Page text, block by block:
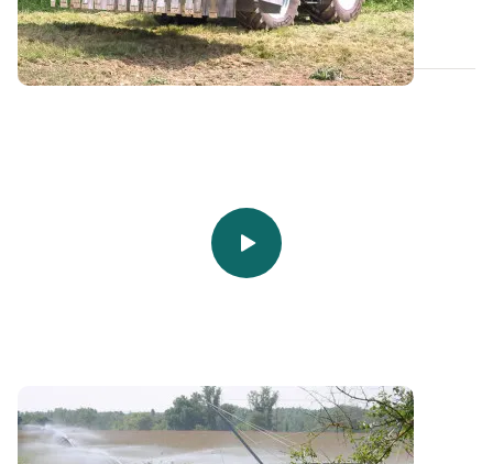
03 FÉVR. 2022
Vidéo - L’innovation en irrigation pour une
meilleure utilisation de l’eau